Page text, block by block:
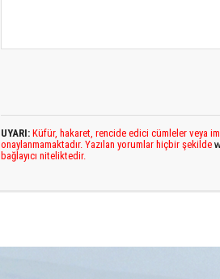
UYARI: Küfür, hakaret, rencide edici cümleler veya
onaylanmamaktadır. Yazılan yorumlar hiçbir şekilde
bağlayıcı niteliktedir.